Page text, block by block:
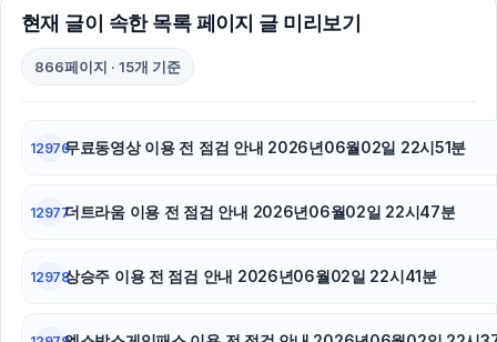
안산피부과
광교피부과
현재 글이 속한 목록 페이지 글 미리보기
866페이지 · 15개 기준
12976무료동영상 이용 전 점검 안내 2026년06월02일 22시51분
12977더트라움 이용 전 점검 안내 2026년06월02일 22시47분
12978상승주 이용 전 점검 안내 2026년06월02일 22시41분